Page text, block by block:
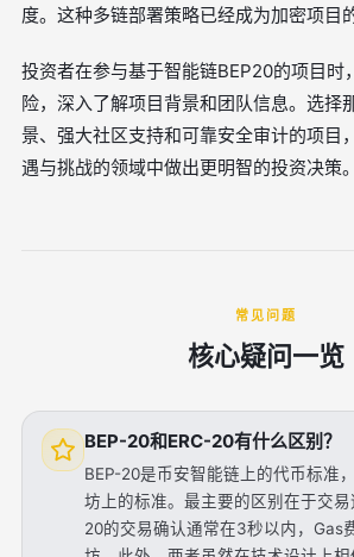
度。这种多链部署策略已经成为加密项目
投资者在参与基于智能链BEP20的项目时
险，深入了解项目背景和团队信息。选择
景、强大社区支持和可靠安全审计的项目
遇与挑战的领域中做出更明智的投资决策。
常见问题
核心疑问一览
BEP-20和ERC-20有什么区别？
BEP-20是币安智能链上的代币标准
坊上的标准。最主要的区别在于交
20的交易确认通常在3秒以内，Gas